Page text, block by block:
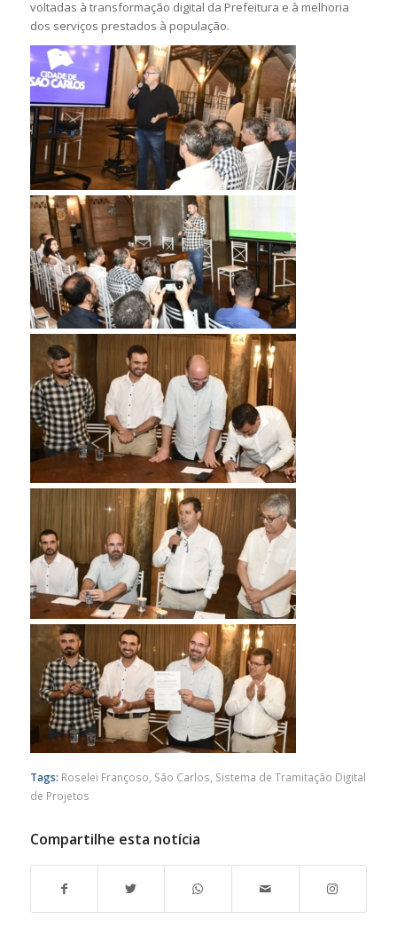
voltadas à transformação digital da Prefeitura e à melhoria
dos serviços prestados à população.
Tags: Roselei Françoso São Carlos Sistema de Tramitação Digital
de Projetos
Compartilhe esta notícia